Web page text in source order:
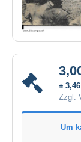
±
Zzgl.
Um